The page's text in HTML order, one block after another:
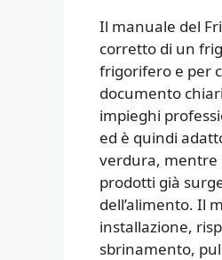
Il manuale del
corretto di un
frigorifero e per
documento
impieghi
ed è quindi
verdura, mentre
prodotti già
dell’alimento. Il
installazione,
sbrinamento,